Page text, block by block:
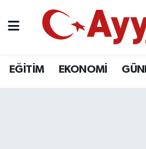
EĞİTİM EKONOMİ